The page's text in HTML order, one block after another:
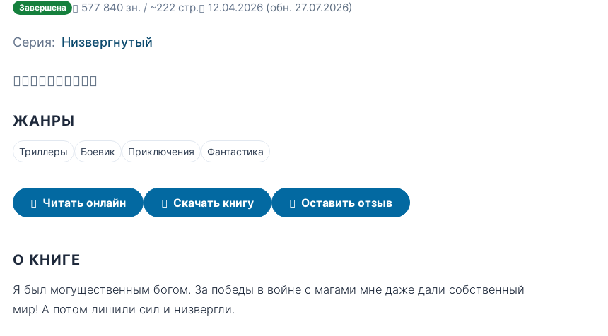
Завершена 577 840 зн. / ~222 стр. 12.04.2026 (обн. 27.07.2026)
Серия: Низвергнутый
ЖАНРЫ
Триллеры Боевик Приключения Фантастика
Читать онлайн Скачать книгу Оставить отзыв
О КНИГЕ
Я был могущественным богом. За победы в войне с магами мне даже дали собственный
мир! А потом лишили сил и низвергли.